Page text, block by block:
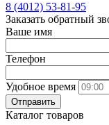
8 (4012) 53-81-95
Заказать обратный
Ваше имя
Телефон
Удобное время
Отправить
Каталог товаров